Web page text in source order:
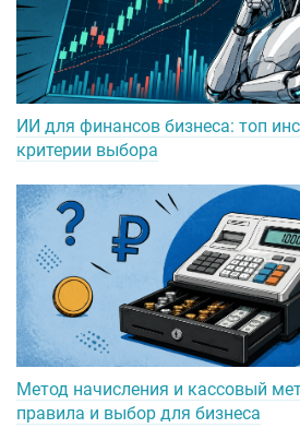
ИИ для финансов бизнеса: топ
критерии выбора
Метод начисления и кассовый
правила и выбор для бизнеса